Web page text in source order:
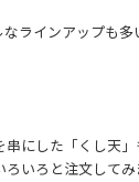
ラインアップも
にした「くし天
いろと注文して